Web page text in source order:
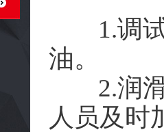
1.调试
油。
2.润滑
人员及时